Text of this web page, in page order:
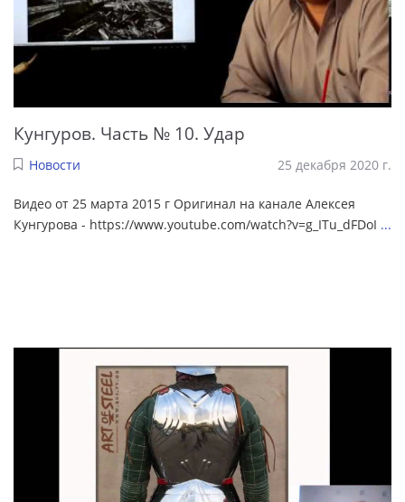
Кунгуров. Часть № 10. Удар
Новости 25 декабря 2020 г.
Видео от 25 марта 2015 г Оригинал на канале Алексея
Кунгурова - https://www.youtube.com/watch?v=g_ITu_dFDoI ...